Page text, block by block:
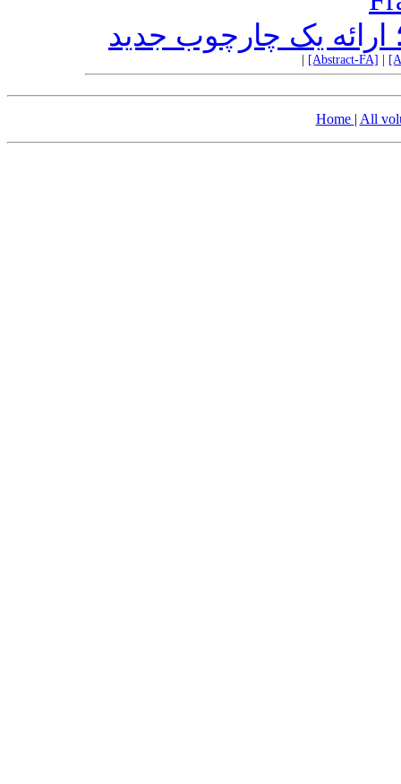
ارائه یک چارچوب جدید
[Abstract-FA]
Home | All